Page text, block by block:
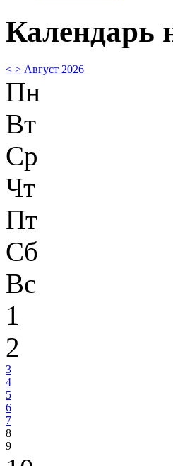
Календарь
< > Август 2026
Пн
Вт
Ср
Чт
Пт
Сб
Вс
1
2
3
4
5
6
7
8
9